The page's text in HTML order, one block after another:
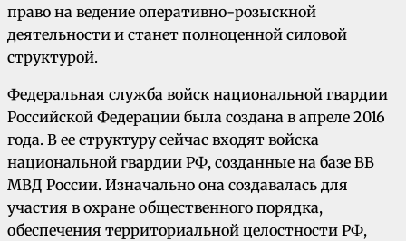
право на ведение оперативно-розыскной
деятельности и станет полноценной силовой
структурой.
Федеральная служба войск национальной гвардии
Российской Федерации была создана в апреле 2016
года. В ее структуру сейчас входят войска
национальной гвардии РФ, созданные на базе ВВ
МВД России. Изначально она создавалась для
участия в охране общественного порядка,
обеспечения территориальной целостности РФ,